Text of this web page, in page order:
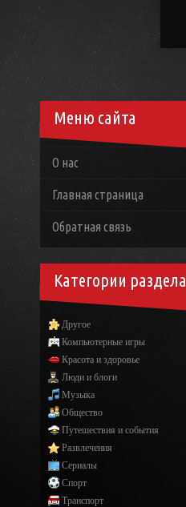
Меню сайта
О нас
Главная страница
Обратная связь
Категории раздела
Другое
Компьютерные игры
Красота и здоровье
Люди и блоги
Музыка
Общество
Путешествия и события
Развлечения
Сериалы
Спорт
Транспорт